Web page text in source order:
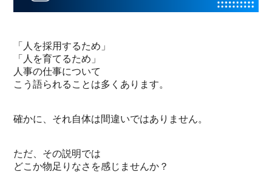
「人を採用するため」
「人を育てるため」
人事の仕事について
こう語られることは多くあります。
確かに、それ自体は間違いではありません。
ただ、その説明では
どこか物足りなさを感じませんか？